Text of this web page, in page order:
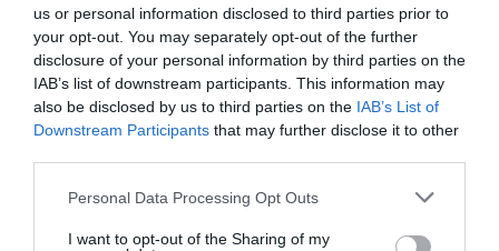
us or personal information disclosed to third parties prior to
your opt-out. You may separately opt-out of the further
disclosure of your personal information by third parties on the
IAB’s list of downstream participants. This information may
also be disclosed by us to third parties on the IAB’s List of
Downstream Participants that may further disclose it to other
Personal Data Processing Opt Outs
I want to opt-out of the Sharing of my
Hoy destacamos
LA RESISTENCIA
Cuando los masones intentaron extorsionar
al rey Alfonso XIII
Somalia. Se intensifica la persecución a los